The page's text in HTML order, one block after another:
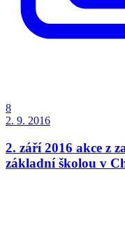
8
2. 9. 2016
2. září 2016 akce z
základní školou v